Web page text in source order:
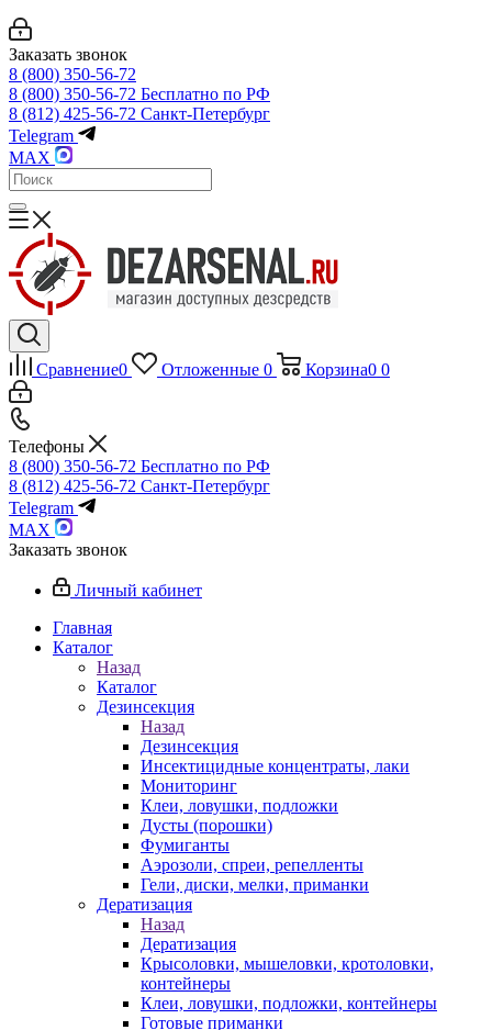
Заказать звонок
8 (800) 350-56-72
8 (800) 350-56-72 Бесплатно по РФ
8 (812) 425-56-72 Санкт-Петербург
Telegram
MAX
Сравнение0 Отложенные 0 Корзина0 0
Телефоны
8 (800) 350-56-72 Бесплатно по РФ
8 (812) 425-56-72 Санкт-Петербург
Telegram
MAX
Заказать звонок
Личный кабинет
Главная
Каталог
Назад
Каталог
Дезинсекция
Назад
Дезинсекция
Инсектицидные концентраты, лаки
Мониторинг
Клеи, ловушки, подложки
Дусты (порошки)
Фумиганты
Аэрозоли, спреи, репелленты
Гели, диски, мелки, приманки
Дератизация
Назад
Дератизация
Крысоловки, мышеловки, кротоловки,
контейнеры
Клеи, ловушки, подложки, контейнеры
Готовые приманки